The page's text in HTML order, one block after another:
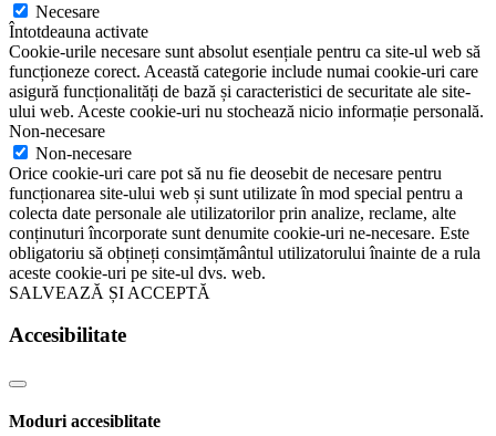
Necesare
Întotdeauna activate
Cookie-urile necesare sunt absolut esențiale pentru ca site-ul web să
funcționeze corect. Această categorie include numai cookie-uri care
asigură funcționalități de bază și caracteristici de securitate ale site-
ului web. Aceste cookie-uri nu stochează nicio informație personală.
Non-necesare
Non-necesare
Orice cookie-uri care pot să nu fie deosebit de necesare pentru
funcționarea site-ului web și sunt utilizate în mod special pentru a
colecta date personale ale utilizatorilor prin analize, reclame, alte
conținuturi încorporate sunt denumite cookie-uri ne-necesare. Este
obligatoriu să obțineți consimțământul utilizatorului înainte de a rula
aceste cookie-uri pe site-ul dvs. web.
SALVEAZĂ ȘI ACCEPTĂ
Accesibilitate
Moduri accesiblitate